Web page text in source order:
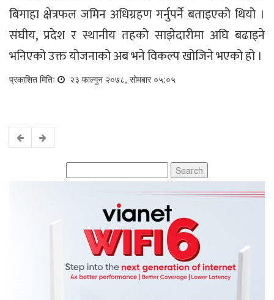
बिगाहा क्षेत्रफल जमिन अधिग्रहण गर्नुपर्ने बताइएको थियो ।
संघीय, प्रदेश र स्थानीय तहको साझेदारीमा अघि बढाइने
भनिएको उक्त योजनाको अब भने विकल्प खोजिने भएको हो ।
प्रकाशित मितिः २३ फाल्गुन २०७८, सोमबार ०५:०५
for: